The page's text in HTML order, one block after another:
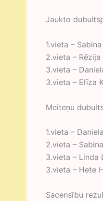
Jaukto
1.vieta –
2.vieta –
3.vieta –
3.vieta – Elīza
Meiteņu
1.vieta –
2.vieta –
3.vieta – Linda
3.vieta – Hete
Sacensību